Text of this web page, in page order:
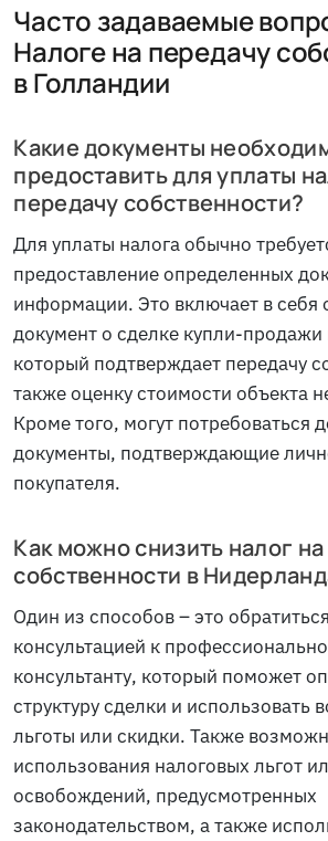
Часто задаваемые
Налоге на передачу
в Голландии
Какие документы
предоставить для уплаты
передачу собственности?
Для уплаты налога обычно
предоставление определенных
информации. Это включает в
документ о сделке купли-
который подтверждает передачу
также оценку стоимости объекта
Кроме того, могут потребоваться
документы, подтверждающие
покупателя.
Как можно снизить налог
собственности в
Один из способов – это
консультацией к
консультанту, который поможет
структуру сделки и использовать
льготы или скидки. Также
использования налоговых льгот
освобождений, предусмотренных
законодательством, а также